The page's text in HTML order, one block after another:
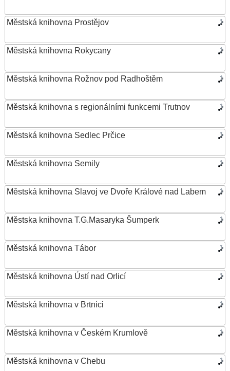
Městská knihovna Prostějov
Městská knihovna Rokycany
Městská knihovna Rožnov pod Radhoštěm
Městská knihovna s regionálními funkcemi Trutnov
Městská knihovna Sedlec Prčice
Městská knihovna Semily
Městská knihovna Slavoj ve Dvoře Králové nad Labem
Městska knihovna T.G.Masaryka Šumperk
Městská knihovna Tábor
Městská knihovna Ústí nad Orlicí
Městská knihovna v Brtnici
Městská knihovna v Českém Krumlově
Městská knihovna v Chebu